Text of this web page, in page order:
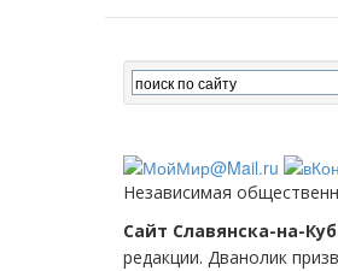
Независимая
Сайт Славянска-на-
редакции. Дванолик